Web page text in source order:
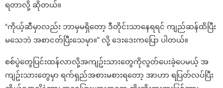
ရတာလို့ ဆိုတယ်။
“ကိုယ့်ဆီမှာလည်း ဘာမှမရှိတော့ ဒီတိုင်းသာနေရရင် ကျည်ဆန်ထိပြီး
မသေဘဲ အစာငတ်ပြီးသေမှာ။” လို့ ဒေးဒေးကပြော ပါတယ်။
စစ်ပွဲတွေပြင်းထန်လာလို့အကျဥ်းသားတွေကိုလွတ်ပေးခဲ့ပေမယ့် အ
ကျဥ်းသားတွေမှာ ရက်ရှည်အစားမစားရတော့ အာဟာ ရပြတ်လပ်ပြီး